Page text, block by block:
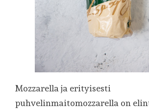
Mozzarella ja erityisesti
puhvelinmaitomozzarella on